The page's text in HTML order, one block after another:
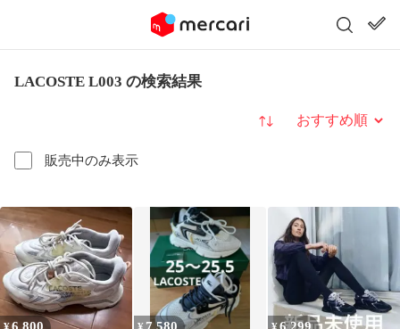
LACOSTE L003 の検索結果
販売中のみ表示
並び替え